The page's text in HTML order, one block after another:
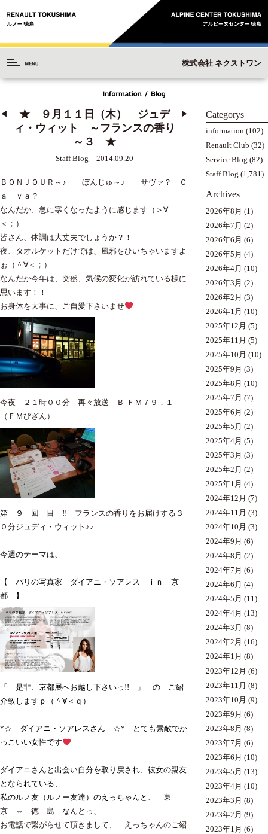
株式会社 ネクストワン
◀︎
★ ９月１１日（木） ジュデ
ィ・ウィット ～フランスの香り
～３ ★
Staff Blog 2014.09.20
▶︎
ＢＯＮＪＯＵＲ～♪ ぼんじゅ～♪ サヴァ？ Ｃ
ａ ｖａ？
なんだか、急に寒くなったように感じます（＞∀
＜；）
皆さん、体調は大丈夫でしょうか？！
夜、タオルケットだけでは、風邪をひいちゃいますよ
ぉ（＾∀＜；）
なんだか今年は、突然、気候の変化が訪れている様に
思います！！
お身体を大事に、ご自愛下さいませ
今夜 ２１時００分 再々放送 Ｂ-ＦＭ７９．１
（ＦＭびざん）
第 ９ 回 目 !! フランスの香りをお届けする３
０分ジュディ・ウィット♪♪
今週のテーマは、
【 パリの写真家 ダイアニ・ソアレス ｉｎ 京
都 】
「 是非、京都展へお越し下さいっ!! 」 の ご紹
介致しますｐ（＾∀＜ｑ）
*☆ ダイアニ・ソアレスさん ☆* とても素敵でか
っこいい女性です
ダイアニさんと出会い自分を取り戻され、彼女の親友
となられている、
私のルノ友（ルノー友達）のえっちゃんと、 東
京 ⇔ 徳 島 なんとっ、
お電話で繋がらせて頂きまして、 えっちゃんのご紹
Categorys
information (102)
Renault Club (32)
Service Blog (82)
Staff Blog (1,781)
Archives
2026年8月 (1)
2026年7月 (2)
2026年6月 (6)
2026年5月 (4)
2026年4月 (10)
2026年3月 (2)
2026年2月 (3)
2026年1月 (10)
2025年12月 (5)
2025年11月 (5)
2025年10月 (10)
2025年9月 (3)
2025年8月 (10)
2025年7月 (7)
2025年6月 (2)
2025年5月 (2)
2025年4月 (5)
2025年3月 (3)
2025年2月 (2)
2025年1月 (4)
2024年12月 (7)
2024年11月 (3)
2024年10月 (3)
2024年9月 (6)
2024年8月 (2)
2024年7月 (6)
2024年6月 (4)
2024年5月 (11)
2024年4月 (13)
2024年3月 (8)
2024年2月 (16)
2024年1月 (8)
2023年12月 (6)
2023年11月 (8)
2023年10月 (9)
2023年9月 (6)
2023年8月 (8)
2023年7月 (6)
2023年6月 (10)
2023年5月 (13)
2023年4月 (10)
2023年3月 (8)
2023年2月 (9)
2023年1月 (6)